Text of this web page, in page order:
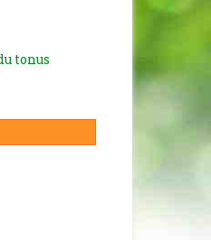
tonus